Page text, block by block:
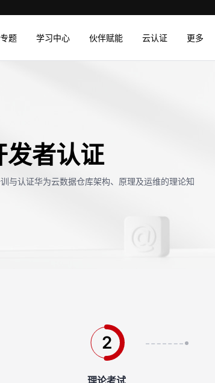
题 学习中心 伙伴赋能 云认证 更多
发者认证
与认证华为云数据仓库架构、原理及运维的理论知
2
理论考试